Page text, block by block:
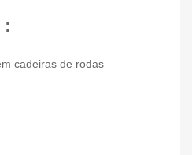
:
cadeiras de rodas